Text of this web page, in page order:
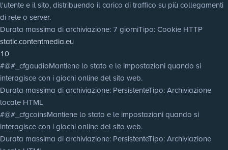
l'utente e il sito, distribuendo il carico di traffico su più collegamenti
di rete o server.
Durata massima di archiviazione: 7 giorniTipo: Cookie HTTP
static.contentmedia.eu
10
#@#_cfgaudioMantiene lo stato e le impostazioni quando si
interagisce con i giochi online del sito web.
Durata massima di archiviazione: PersistenteTipo: Archiviazione
locale HTML
#@#_cfgcoinsMantiene lo stato e le impostazioni quando si
interagisce con i giochi online del sito web.
Durata massima di archiviazione: PersistenteTipo: Archiviazione